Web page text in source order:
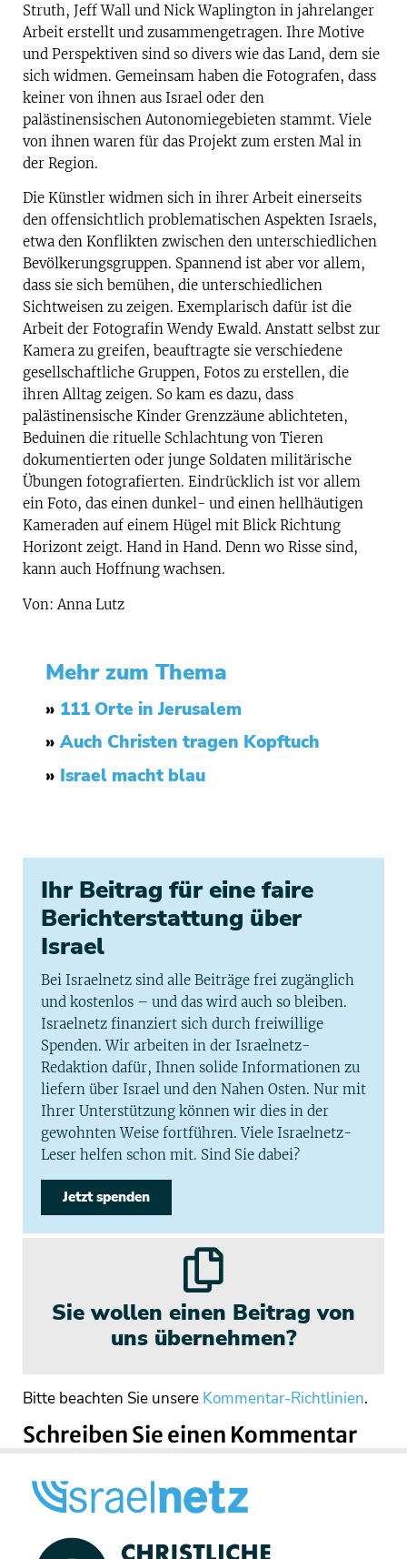
Struth, Jeff Wall und Nick Waplington in jahrelanger
Arbeit erstellt und zusammengetragen. Ihre Motive
und Perspektiven sind so divers wie das Land, dem sie
sich widmen. Gemeinsam haben die Fotografen, dass
keiner von ihnen aus Israel oder den
palästinensischen Autonomiegebieten stammt. Viele
von ihnen waren für das Projekt zum ersten Mal in
der Region.
Die Künstler widmen sich in ihrer Arbeit einerseits
den offensichtlich problematischen Aspekten Israels,
etwa den Konflikten zwischen den unterschiedlichen
Bevölkerungsgruppen. Spannend ist aber vor allem,
dass sie sich bemühen, die unterschiedlichen
Sichtweisen zu zeigen. Exemplarisch dafür ist die
Arbeit der Fotografin Wendy Ewald. Anstatt selbst zur
Kamera zu greifen, beauftragte sie verschiedene
gesellschaftliche Gruppen, Fotos zu erstellen, die
ihren Alltag zeigen. So kam es dazu, dass
palästinensische Kinder Grenzzäune ablichteten,
Beduinen die rituelle Schlachtung von Tieren
dokumentierten oder junge Soldaten militärische
Übungen fotografierten. Eindrücklich ist vor allem
ein Foto, das einen dunkel- und einen hellhäutigen
Kameraden auf einem Hügel mit Blick Richtung
Horizont zeigt. Hand in Hand. Denn wo Risse sind,
kann auch Hoffnung wachsen.
Von: Anna Lutz
Mehr zum Thema
» 111 Orte in Jerusalem
»Auch Christen tragen Kopftuch
» Israel macht blau
Ihr Beitrag für eine faire
Berichterstattung über
Israel
Bei Israelnetz sind alle Beiträge frei zugänglich
und kostenlos – und das wird auch so bleiben.
Israelnetz finanziert sich durch freiwillige
Spenden. Wir arbeiten in der Israelnetz-
Redaktion dafür, Ihnen solide Informationen zu
liefern über Israel und den Nahen Osten. Nur mit
Ihrer Unterstützung können wir dies in der
gewohnten Weise fortführen. Viele Israelnetz-
Leser helfen schon mit. Sind Sie dabei?
Jetzt spenden
Sie wollen einen Beitrag von
uns übernehmen?
Bitte beachten Sie unsere Kommentar-Richtlinien.
Schreiben Sie einen Kommentar